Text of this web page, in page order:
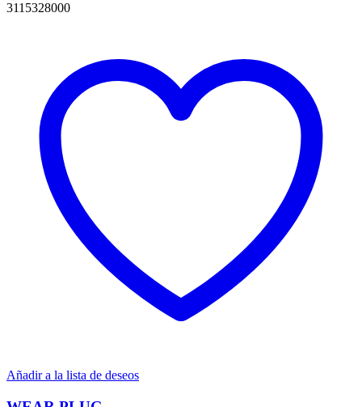
3115328000
Añadir a la lista de deseos